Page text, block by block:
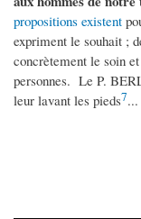
propositions existent
expriment le souhait ;
concrètement le soin
personnes. Le P.
leur lavant les pieds7...